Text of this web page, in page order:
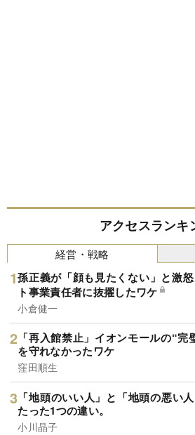
アクセスランキ
経営・戦略
孫正義が「顔も見たくない」と激
ト事業責任者に抜擢したワケ
小倉健一
「再入館禁止」イオンモールの“
を守れなかったワケ
窪田順生
「地頭のいい人」と「地頭の悪い
たった1つの違い。
小川晶子